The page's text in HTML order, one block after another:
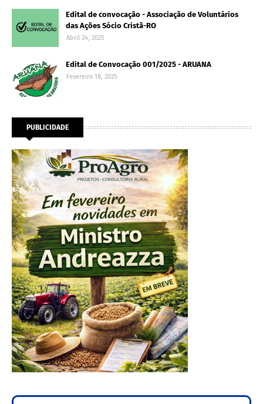
Edital de convocação - Associação de Voluntários
das Ações Sócio Cristã-RO
Abril 24, 2025
Edital de Convocação 001/2025 - ARUANA
Fevereiro 18, 2025
PUBLICIDADE